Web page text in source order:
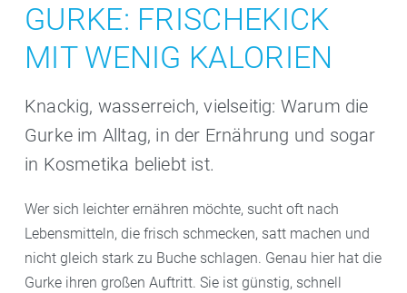
GURKE: FRISCHEKICK
MIT WENIG KALORIEN
Knackig, wasserreich, vielseitig: Warum die
Gurke im Alltag, in der Ernährung und sogar
in Kosmetika beliebt ist.
Wer sich leichter ernähren möchte, sucht oft nach
Lebensmitteln, die frisch schmecken, satt machen und
nicht gleich stark zu Buche schlagen. Genau hier hat die
Gurke ihren großen Auftritt. Sie ist günstig, schnell